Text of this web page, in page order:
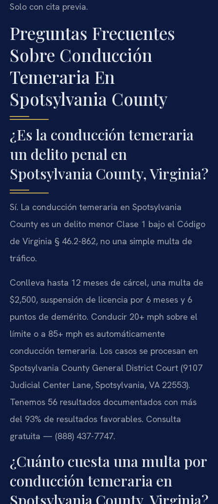
Solo con cita previa.
Preguntas Frecuentes
Sobre Conducción
Temeraria En
Spotsylvania County
¿Es la conducción temeraria
un delito penal en
Spotsylvania County, Virginia?
Sí. La conducción temeraria en Spotsylvania
County es un delito menor Clase 1 bajo el Código
de Virginia § 46.2-862, no una simple multa de
tráfico.
Conlleva hasta 12 meses de cárcel, una multa de
$2,500, suspensión de licencia por 6 meses y 6
puntos de demérito. Conducir 20+ mph sobre el
límite o a 85+ mph es automáticamente
conducción temeraria. Los casos se procesan en
Spotsylvania County General District Court (9107
Judicial Center Lane, Spotsylvania, VA 22553).
Tenemos 56 resultados documentados con más
del 93% de resultados favorables. Consulta
gratuita — (888) 437-7747.
¿Cuánto cuesta una multa por
conducción temeraria en
Spotsylvania County, Virginia?